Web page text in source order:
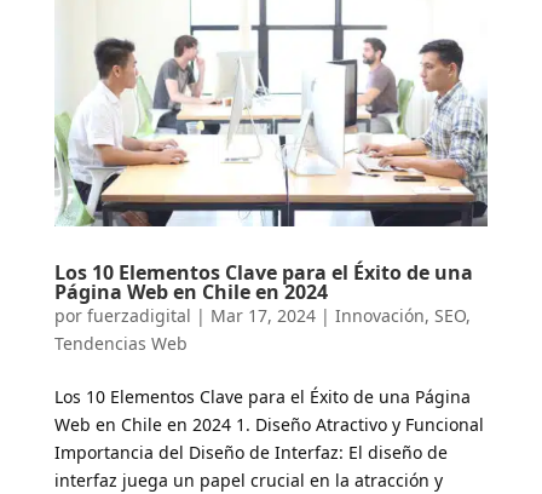
Los 10 Elementos Clave para el Éxito de una
Página Web en Chile en 2024
por fuerzadigital | Mar 17, 2024| Innovación, SEO,
Tendencias Web
Los 10 Elementos Clave para el Éxito de una Página
Web en Chile en 2024 1. Diseño Atractivo y Funcional
Importancia del Diseño de Interfaz: El diseño de
interfaz juega un papel crucial en la atracción y